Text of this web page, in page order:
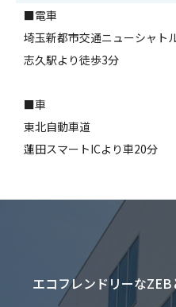
■電車
埼玉新都市交通ニューシャト
志久駅より徒歩3分
■車
東北自動車道
蓮田スマートICより車20分
エコフレンドリーな